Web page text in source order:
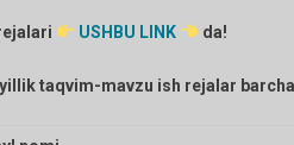
USHBU LINK da!
taqvim-mavzu ish rejalar